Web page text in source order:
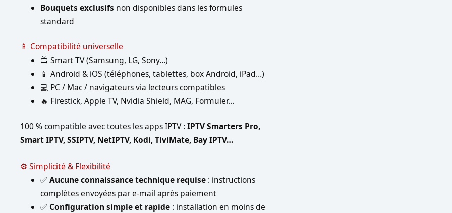
Bouquets exclusifs non disponibles dans les formules
standard
📱 Compatibilité universelle
📺 Smart TV (Samsung, LG, Sony…)
📱 Android & iOS (téléphones, tablettes, box Android, iPad…)
💻 PC / Mac / navigateurs via lecteurs compatibles
🔥 Firestick, Apple TV, Nvidia Shield, MAG, Formuler…
100 % compatible avec toutes les apps IPTV : IPTV Smarters Pro,
Smart IPTV, SSIPTV, NetIPTV, Kodi, TiviMate, Bay IPTV…
⚙️ Simplicité & Flexibilité
✅ Aucune connaissance technique requise : instructions
complètes envoyées par e-mail après paiement
✅ Configuration simple et rapide : installation en moins de